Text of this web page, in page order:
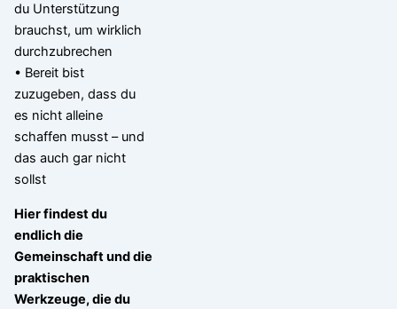
du Unterstützung
brauchst, um wirklich
durchzubrechen
• Bereit bist
zuzugeben, dass du
es nicht alleine
schaffen musst – und
das auch gar nicht
sollst
Hier findest du
endlich die
Gemeinschaft und die
praktischen
Werkzeuge, die du